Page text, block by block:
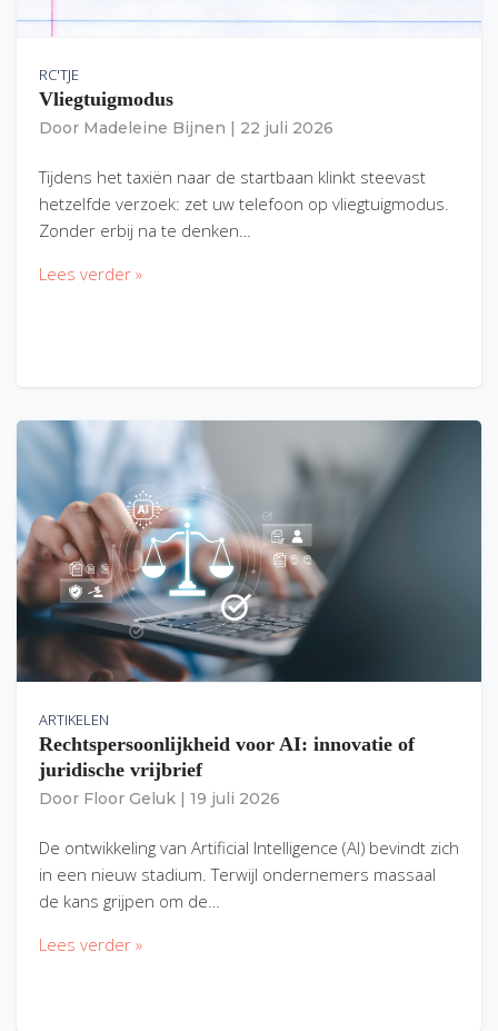
RC'TJE
Vliegtuigmodus
Door Madeleine Bijnen 22 juli 2026
Tijdens het taxiën naar de startbaan klinkt steevast
hetzelfde verzoek: zet uw telefoon op vliegtuigmodus.
Zonder erbij na te denken…
Lees verder »
ARTIKELEN
Rechtspersoonlijkheid voor AI: innovatie of
juridische vrijbrief
Door Floor Geluk 19 juli 2026
De ontwikkeling van Artificial Intelligence (AI) bevindt zich
in een nieuw stadium. Terwijl ondernemers massaal
de kans grijpen om de…
Lees verder »